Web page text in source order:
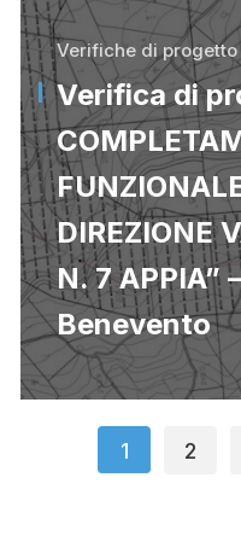
Verifiche di progetto
Verifica di
DIREZIONE
N. 7 APPIA”
Benevento
1 2